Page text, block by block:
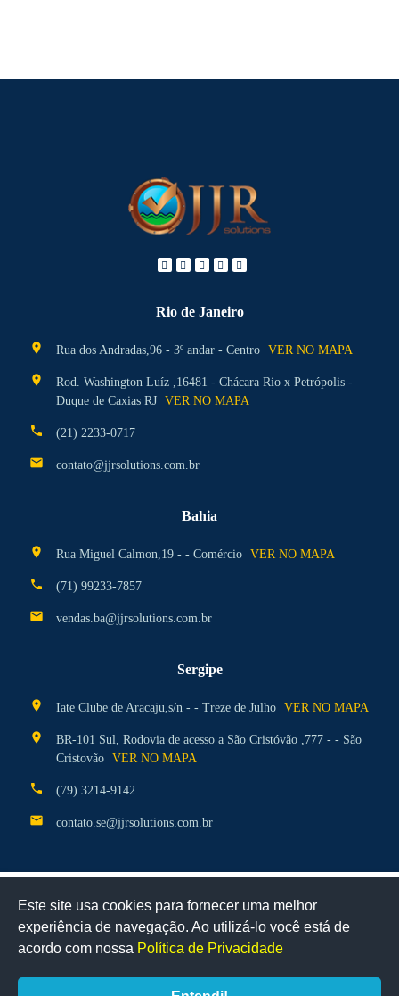
Rio de Janeiro
location_on Rua dos Andradas,96 - 3º andar - Centro VER NO MAPA
location_on
Rod. Washington Luíz ,16481 - Chácara Rio x Petrópolis -
Duque de Caxias RJ VER NO MAPA
phone (21) 2233-0717
mail contato@jjrsolutions.com.br
Bahia
location_on Rua Miguel Calmon,19 - - Comércio VER NO MAPA
phone (71) 99233-7857
mail vendas.ba@jjrsolutions.com.br
Sergipe
location_on Iate Clube de Aracaju,s/n - - Treze de Julho VER NO MAPA
location_on
BR-101 Sul, Rodovia de acesso a São Cristóvão ,777 - - São
Cristovão VER NO MAPA
phone (79) 3214-9142
mail contato.se@jjrsolutions.com.br
Certificados
Clique aqui para ver a disponibilidade
Este site usa cookies para fornecer uma melhor
experiência de navegação. Ao utilizá-lo você está de
acordo com nossa Política de Privacidade